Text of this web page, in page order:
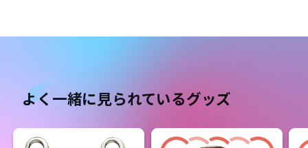
よく一緒に見られているグッズ